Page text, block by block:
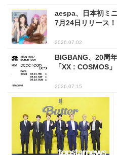
aespa、日本初ミ
7月24日リリース
2026.07.02
BIGBANG、20周
「XX : COSMOS
2026.07.15